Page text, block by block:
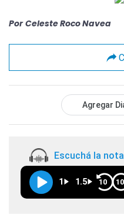
Por Celeste Roco Navea
Agregar
Escuchá la
1 1.5 10 10